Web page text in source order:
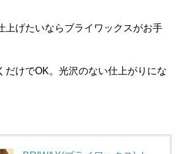
上げたいならブライワックスがお手
だけでOK。光沢のない仕上がりにな